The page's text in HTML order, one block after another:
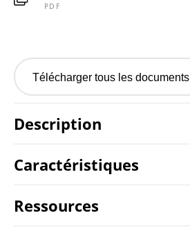
PDF
Télécharger tous les documents
Description
Caractéristiques
Ressources